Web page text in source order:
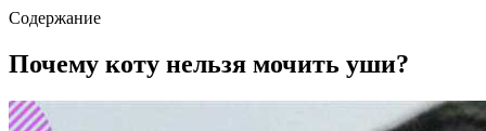
Содержание
Почему коту нельзя мочить уши?